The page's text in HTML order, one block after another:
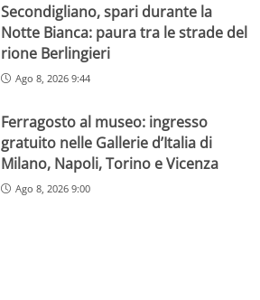
Secondigliano, spari durante la
Notte Bianca: paura tra le strade del
rione Berlingieri
Ago 8, 2026 9:44
Ferragosto al museo: ingresso
gratuito nelle Gallerie d’Italia di
Milano, Napoli, Torino e Vicenza
Ago 8, 2026 9:00